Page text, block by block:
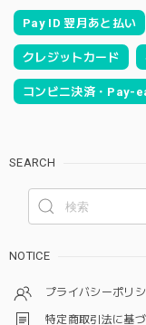
Pay ID 翌月あと払い
クレジットカード
コンビニ決済・Pay-
SEARCH
NOTICE
プライバシーポリ
特定商取引法に基